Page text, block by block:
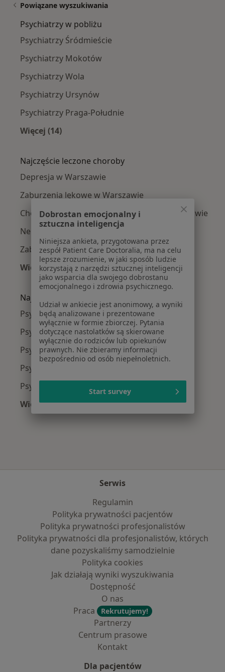
Powiązane wyszukiwania
Psychiatrzy w pobliżu
Psychiatrzy Śródmieście
Psychiatrzy Mokotów
Psychiatrzy Wola
Psychiatrzy Ursynów
Psychiatrzy Praga-Południe
Więcej (14)
Najczęście leczone choroby
Depresja w Warszawie
Zaburzenia lękowe w Warszawie
Choroba afektywna dwubiegunowa w Warszawie
Nerwica w Warszawie
Zaburzenia osobowości w Warszawie
Więcej (15)
Więcej w kategorii: Najczęście leczone
Najpopularniejsze ubezpieczenia
Psychiatrzy z Medicover w Warszawie
Psychiatrzy z Allianz w Warszawie
Psychiatrzy z INTER Polska w Warszawie
Psychiatrzy z Signal Iduna w Warszawie
Psychiatrzy z Compensa w Warszawie
Więcej (6)
Więcej w kategorii: Najpopularniejsze
Serwis
Regulamin
Polityka prywatności pacjentów
Polityka prywatności profesjonalistów
Polityka prywatności dla profesjonalistów, których
dane pozyskaliśmy samodzielnie
Polityka cookies
Jak działają wyniki wyszukiwania
Dostępność
O nas
Praca
Rekrutujemy!
Partnerzy
Centrum prasowe
Kontakt
Dla pacjentów
Dobrostan emocjonalny i
sztuczna inteligencja
Niniejsza ankieta, przygotowana przez
zespół Patient Care Doctoralia, ma na celu
lepsze zrozumienie, w jaki sposób ludzie
korzystają z narzędzi sztucznej inteligencji
jako wsparcia dla swojego dobrostanu
emocjonalnego i zdrowia psychicznego.
Udział w ankiecie jest anonimowy, a wyniki
będą analizowane i prezentowane
wyłącznie w formie zbiorczej. Pytania
dotyczące nastolatków są skierowane
wyłącznie do rodziców lub opiekunów
prawnych. Nie zbieramy informacji
bezpośrednio od osób niepełnoletnich.
Start survey